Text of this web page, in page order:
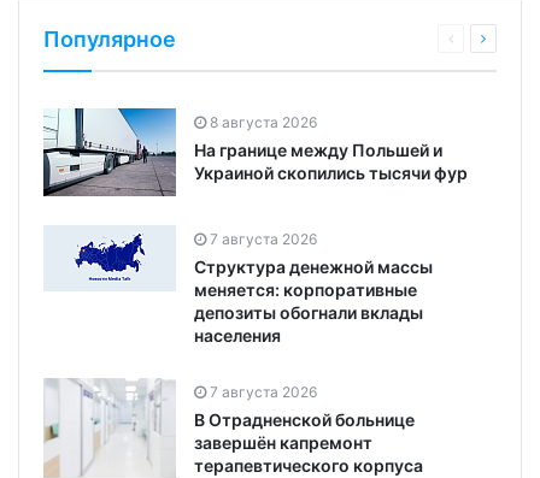
Популярное
8 августа 2026
На границе между Польшей и
Украиной скопились тысячи фур
7 августа 2026
Структура денежной массы
меняется: корпоративные
депозиты обогнали вклады
населения
7 августа 2026
В Отрадненской больнице
завершён капремонт
терапевтического корпуса